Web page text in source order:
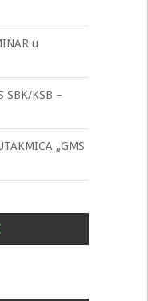
u
SBK/KSB –
„GMS